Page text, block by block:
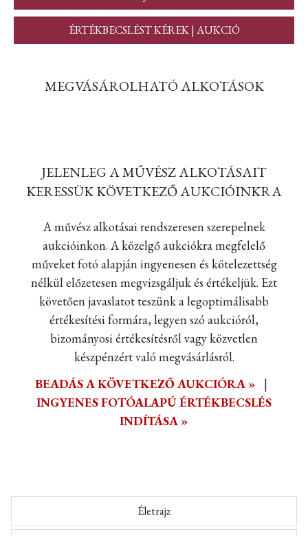
ÉRTÉKBECSLÉST KÉREK | AUKCIÓ
MEGVÁSÁROLHATÓ ALKOTÁSOK
JELENLEG A MŰVÉSZ ALKOTÁSAIT
KERESSÜK KÖVETKEZŐ AUKCIÓINKRA
A művész alkotásai rendszeresen szerepelnek
aukcióinkon. A közelgő aukciókra megfelelő
műveket fotó alapján ingyenesen és kötelezettség
nélkül előzetesen megvizsgáljuk és értékeljük. Ezt
követően javaslatot teszünk a legoptimálisabb
értékesítési formára, legyen szó aukcióról,
bizományosi értékesítésről vagy közvetlen
készpénzért való megvásárlásról.
BEADÁS A KÖVETKEZŐ AUKCIÓRA »
|
INGYENES FOTÓALAPÚ ÉRTÉKBECSLÉS
INDÍTÁSA »
Életrajz